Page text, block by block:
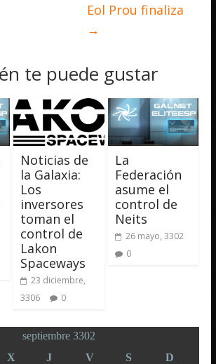
Eol Prou finaliza
→
te puede gustar
Noticias de
la Galaxia:
Los
inversores
toman el
control de
Lakon
Spaceways
23 diciembre,
3306
0
La
Federación
asume el
control de
Neits
26 mayo, 3302
0
septiembre 3302
X J V S D